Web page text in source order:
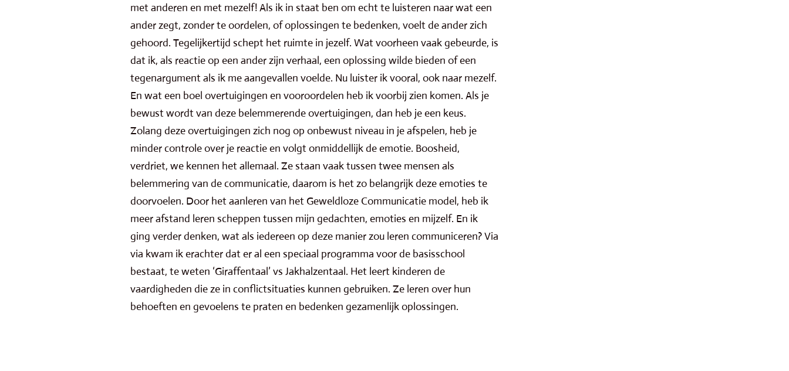
met anderen en met mezelf! Als ik in staat ben om echt te luisteren naar wat een
ander zegt, zonder te oordelen, of oplossingen te bedenken, voelt de ander zich
gehoord. Tegelijkertijd schept het ruimte in jezelf. Wat voorheen vaak gebeurde, is
dat ik, als reactie op een ander zijn verhaal, een oplossing wilde bieden of een
tegenargument als ik me aangevallen voelde. Nu luister ik vooral, ook naar mezelf.
En wat een boel overtuigingen en vooroordelen heb ik voorbij zien komen. Als je
bewust wordt van deze belemmerende overtuigingen, dan heb je een keus.
Zolang deze overtuigingen zich nog op onbewust niveau in je afspelen, heb je
minder controle over je reactie en volgt onmiddellijk de emotie. Boosheid,
verdriet, we kennen het allemaal. Ze staan vaak tussen twee mensen als
belemmering van de communicatie, daarom is het zo belangrijk deze emoties te
doorvoelen. Door het aanleren van het Geweldloze Communicatie model, heb ik
meer afstand leren scheppen tussen mijn gedachten, emoties en mijzelf. En ik
ging verder denken, wat als iedereen op deze manier zou leren communiceren? Via
via kwam ik erachter dat er al een speciaal programma voor de basisschool
bestaat, te weten ‘Giraffentaal’ vs Jakhalzentaal. Het leert kinderen de
vaardigheden die ze in conflictsituaties kunnen gebruiken. Ze leren over hun
behoeften en gevoelens te praten en bedenken gezamenlijk oplossingen.